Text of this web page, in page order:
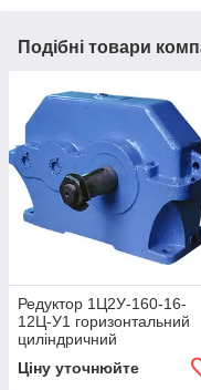
Подібні товари
Редуктор 1Ц2У-160-16-
12Ц-У1 горизонтальний
циліндричний
Ціну уточнюйте